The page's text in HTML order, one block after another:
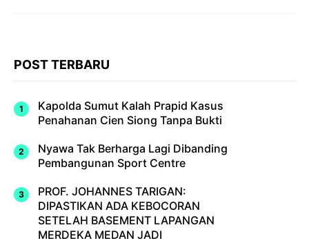
POST TERBARU
Kapolda Sumut Kalah Prapid Kasus
Penahanan Cien Siong Tanpa Bukti
Nyawa Tak Berharga Lagi Dibanding
Pembangunan Sport Centre
PROF. JOHANNES TARIGAN:
DIPASTIKAN ADA KEBOCORAN
SETELAH BASEMENT LAPANGAN
MERDEKA MEDAN JADI